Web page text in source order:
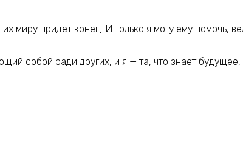
миру придет конец. И только я могу ему помочь,
собой ради других, и я — та, что знает будущее,